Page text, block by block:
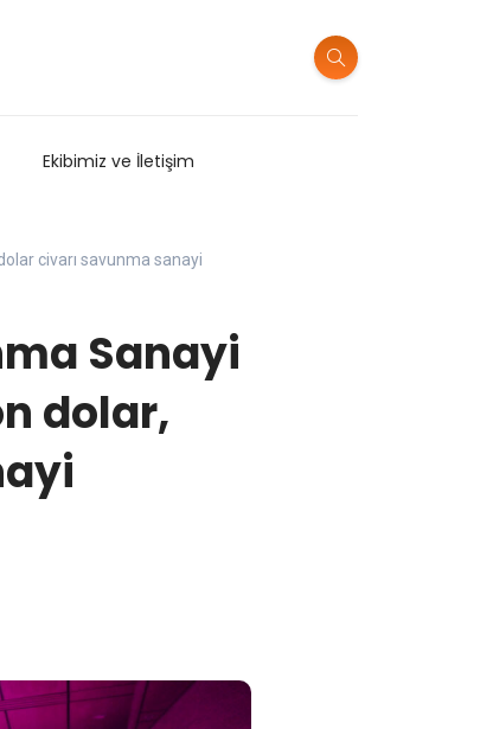
Ekibimiz ve İletişim
civarı savunma sanayi
Sanayi
dolar,